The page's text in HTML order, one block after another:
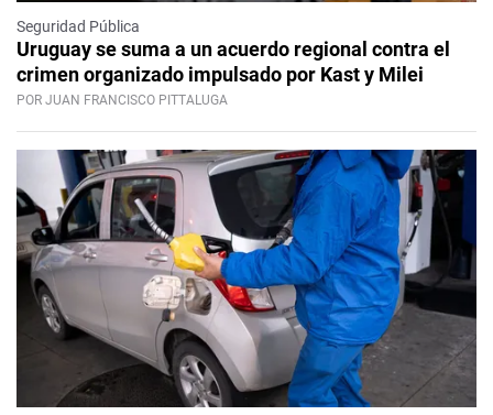
Seguridad Pública
Uruguay se suma a un acuerdo regional contra el
crimen organizado impulsado por Kast y Milei
POR JUAN FRANCISCO PITTALUGA